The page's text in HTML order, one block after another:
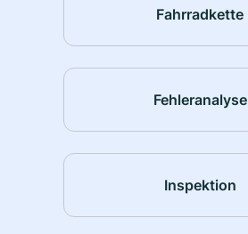
Fahrradkette
Fehleranalyse
Inspektion